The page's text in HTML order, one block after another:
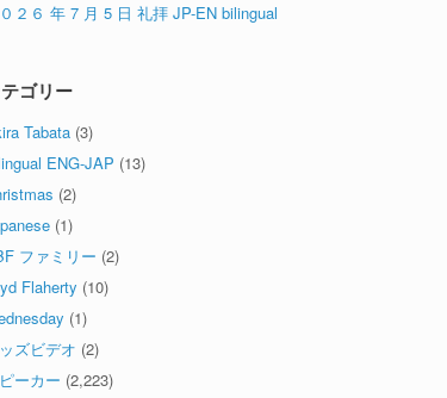
２６ 年 7 月 5 日 礼拝 JP-EN bilingual
ゴリー
Tabata (3)
ENG-JAP (13)
(2)
(1)
ファミリー (2)
Flaherty (10)
(1)
ズビデオ (2)
ーカー (2,223)